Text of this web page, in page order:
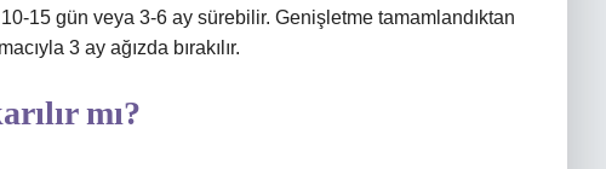
15 gün veya 3-6 ay sürebilir. Genişletme tamamlandıktan
3 ay ağızda bırakılır.
mı?